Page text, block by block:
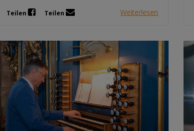
Teilen Teilen Weiterlesen